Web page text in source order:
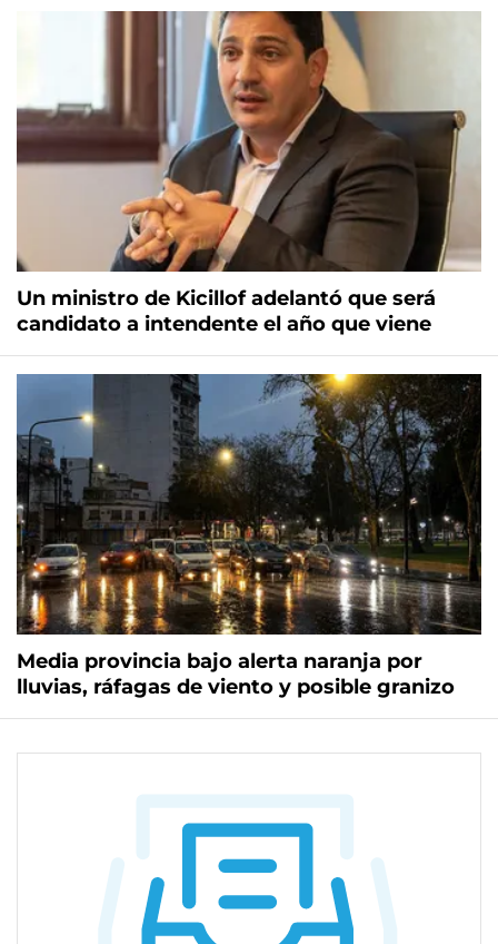
Un ministro de Kicillof adelantó que será
candidato a intendente el año que viene
Media provincia bajo alerta naranja por
lluvias, ráfagas de viento y posible granizo